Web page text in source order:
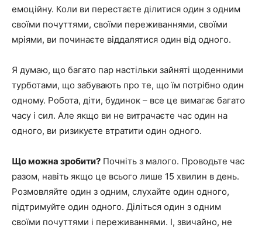
емоційну. Коли ви перестаєте ділитися один з одним
своїми почуттями, своїми переживаннями, своїми
мріями, ви починаєте віддалятися один від одного.
Я думаю, що багато пар настільки зайняті щоденними
турботами, що забувають про те, що їм потрібно один
одному. Робота, діти, будинок – все це вимагає багато
часу і сил. Але якщо ви не витрачаєте час один на
одного, ви ризикуєте втратити один одного.
Що можна зробити? Почніть з малого. Проводьте час
разом, навіть якщо це всього лише 15 хвилин в день.
Розмовляйте один з одним, слухайте один одного,
підтримуйте один одного. Діліться один з одним
своїми почуттями і переживаннями. І, звичайно, не